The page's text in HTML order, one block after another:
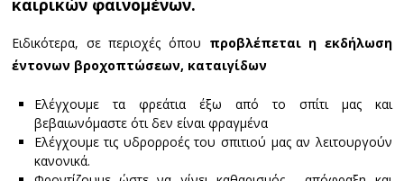
Ειδικότερα, σε περιοχές όπου προβλέπεται η εκδήλωση
έντονων βροχοπτώσεων, καταιγίδων
Ελέγχουμε τα φρεάτια έξω από το σπίτι μας και
βεβαιωνόμαστε ότι δεν είναι φραγμένα
Ελέγχουμε τις υδρορροές του σπιτιού μας αν λειτουργούν
κανονικά.